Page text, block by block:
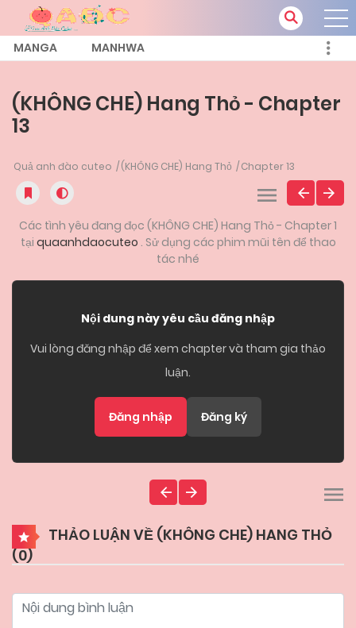
MANGA MANHWA
(KHÔNG CHE) Hang Thỏ - Chapter
13
Quả anh đào cuteo (KHÔNG CHE) Hang Thỏ Chapter 13
Các tình yêu đang đọc (KHÔNG CHE) Hang Thỏ - Chapter 1
tại quaanhdaocuteo . Sử dụng các phim mũi tên để thao
tác nhé
Nội dung này yêu cầu đăng nhập
Vui lòng đăng nhập để xem chapter và tham gia thảo
luận.
Đăng nhập Đăng ký
THẢO LUẬN VỀ (KHÔNG CHE) HANG THỎ
(0)